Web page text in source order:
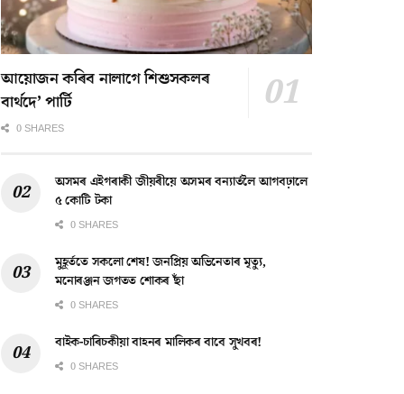
আয়োজন কৰিব নালাগে শিশুসকলৰ
বাৰ্থদে’ পাৰ্টি
0 SHARES
অসমৰ এইগৰাকী জীয়ৰীয়ে অসমৰ বন্যাৰ্তলৈ আগবঢ়ালে
৫ কোটি টকা
0 SHARES
মুহূৰ্ততে সকলো শেষ! জনপ্ৰিয় অভিনেতাৰ মৃত্যু,
মনোৰঞ্জন জগতত শোকৰ ছাঁ
0 SHARES
বাইক-চাৰিচকীয়া বাহনৰ মালিকৰ বাবে সুখবৰ!
0 SHARES